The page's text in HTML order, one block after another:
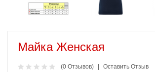
Майка Женская
(0 Отзывов) Оставить Отзыв